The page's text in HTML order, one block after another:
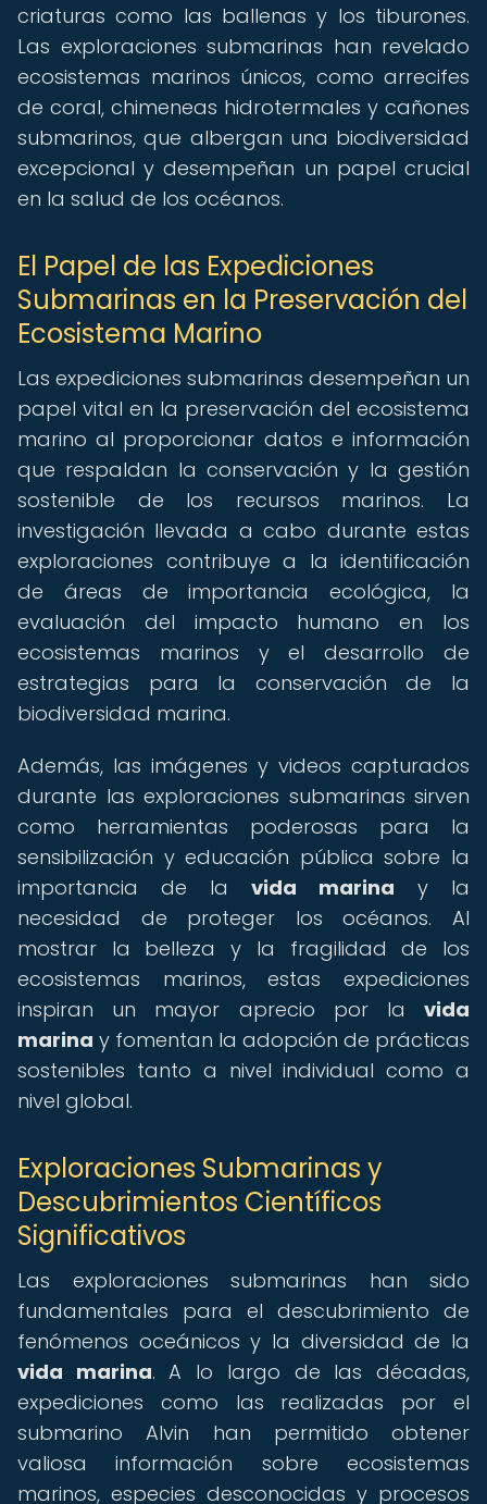
criaturas como las ballenas y los tiburones.
Las exploraciones submarinas han revelado
ecosistemas marinos únicos, como arrecifes
de coral, chimeneas hidrotermales y cañones
submarinos, que albergan una biodiversidad
excepcional y desempeñan un papel crucial
en la salud de los océanos.
El Papel de las Expediciones
Submarinas en la Preservación del
Ecosistema Marino
Las expediciones submarinas desempeñan un
papel vital en la preservación del ecosistema
marino al proporcionar datos e información
que respaldan la conservación y la gestión
sostenible de los recursos marinos. La
investigación llevada a cabo durante estas
exploraciones contribuye a la identificación
de áreas de importancia ecológica, la
evaluación del impacto humano en los
ecosistemas marinos y el desarrollo de
estrategias para la conservación de la
biodiversidad marina.
Además, las imágenes y videos capturados
durante las exploraciones submarinas sirven
como herramientas poderosas para la
sensibilización y educación pública sobre la
importancia de la vida marina y la
necesidad de proteger los océanos. Al
mostrar la belleza y la fragilidad de los
ecosistemas marinos, estas expediciones
inspiran un mayor aprecio por la vida
marina y fomentan la adopción de prácticas
sostenibles tanto a nivel individual como a
nivel global.
Exploraciones Submarinas y
Descubrimientos Científicos
Significativos
Las exploraciones submarinas han sido
fundamentales para el descubrimiento de
fenómenos oceánicos y la diversidad de la
vida marina. A lo largo de las décadas,
expediciones como las realizadas por el
submarino Alvin han permitido obtener
valiosa información sobre ecosistemas
marinos, especies desconocidas y procesos